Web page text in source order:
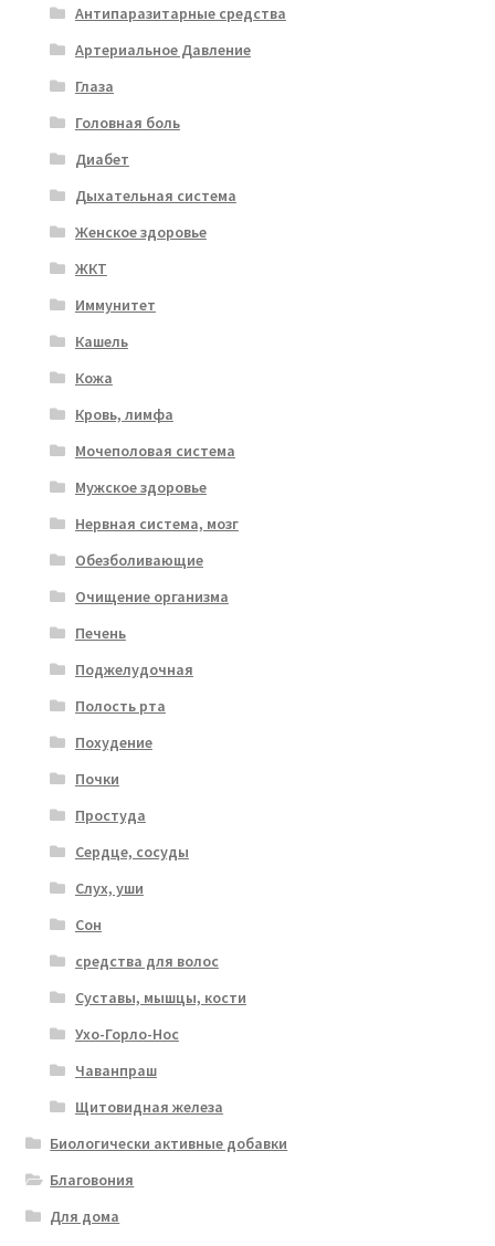
Антипаразитарные средства
Артериальное Давление
Глаза
Головная боль
Диабет
Дыхательная система
Женское здоровье
ЖКТ
Иммунитет
Кашель
Кожа
Кровь, лимфа
Мочеполовая система
Мужское здоровье
Нервная система, мозг
Обезболивающие
Очищение организма
Печень
Поджелудочная
Полость рта
Похудение
Почки
Простуда
Сердце, сосуды
Слух, уши
Сон
средства для волос
Суставы, мышцы, кости
Ухо-Горло-Нос
Чаванпраш
Щитовидная железа
Биологически активные добавки
Благовония
Для дома